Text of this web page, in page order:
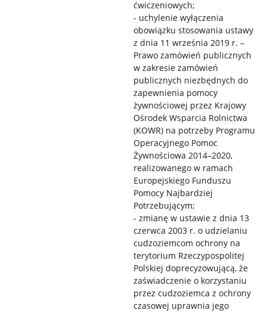
ćwiczeniowych;
- uchylenie wyłączenia
obowiązku stosowania ustawy
z dnia 11 września 2019 r. –
Prawo zamówień publicznych
w zakresie zamówień
publicznych niezbędnych do
zapewnienia pomocy
żywnościowej przez Krajowy
Ośrodek Wsparcia Rolnictwa
(KOWR) na potrzeby Programu
Operacyjnego Pomoc
Żywnościowa 2014–2020,
realizowanego w ramach
Europejskiego Funduszu
Pomocy Najbardziej
Potrzebującym;
- zmianę w ustawie z dnia 13
czerwca 2003 r. o udzielaniu
cudzoziemcom ochrony na
terytorium Rzeczypospolitej
Polskiej doprecyzowującą, że
zaświadczenie o korzystaniu
przez cudzoziemca z ochrony
czasowej uprawnia jego